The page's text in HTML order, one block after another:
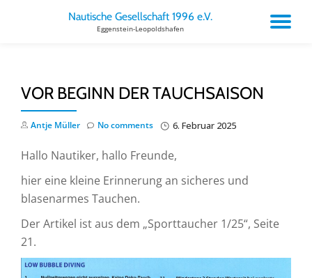
Nautische Gesellschaft 1996 e.V.
Eggenstein-Leopoldshafen
VOR BEGINN DER TAUCHSAISON
Antje Müller 6. Februar 2025
No comments
Hallo Nautiker, hallo Freunde,
hier eine kleine Erinnerung an sicheres und
blasenarmes Tauchen.
Der Artikel ist aus dem „Sporttaucher 1/25“, Seite
21.